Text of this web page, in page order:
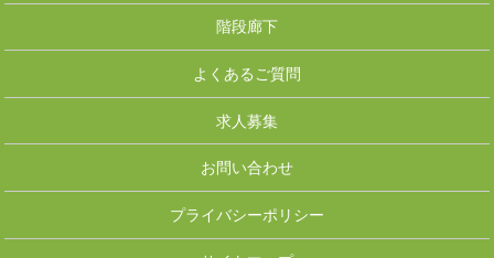
階段廊下
よくあるご質問
求人募集
お問い合わせ
プライバシーポリシー